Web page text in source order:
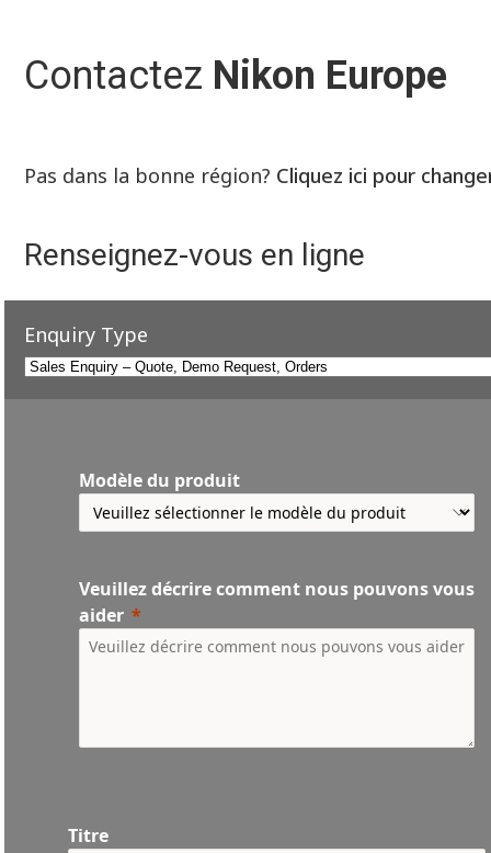
Contactez Nikon Europe
Pas dans la bonne région? Cliquez ici pour
Renseignez-vous en ligne
Enquiry Type
Modèle du produit
Veuillez décrire comment nous pouvons vous
aider
Titre